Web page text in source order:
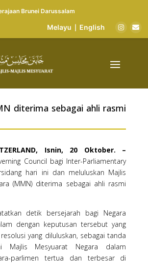
Brunei Darussalam
Melayu English
diterima sebagai ahli rasmi
Isnin, 20 Oktober. –
Council bagi Inter-Parliamentary
hari ini dan meluluskan Majlis
(MMN) diterima sebagai ahli rasmi
detik bersejarah bagi Negara
dengan keputusan tersebut yang
yang diluluskan, sebagai tanda
Majlis Mesyuarat Negara dalam
parlimen tertua dan terbesar di